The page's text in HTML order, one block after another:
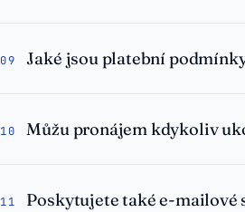
09 Jaké jsou platební
10 Můžu pronájem kdykoliv
11 Poskytujete také e-mailové